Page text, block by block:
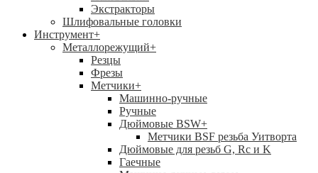
Экстракторы
Шлифовальные головки
Инструмент+
Металлорежущий+
Резцы
Фрезы
Метчики+
Машинно-ручные
Ручные
Дюймовые BSW+
Метчики BSF резьба Уитворта
Дюймовые для резьб G, Rc и K
Гаечные